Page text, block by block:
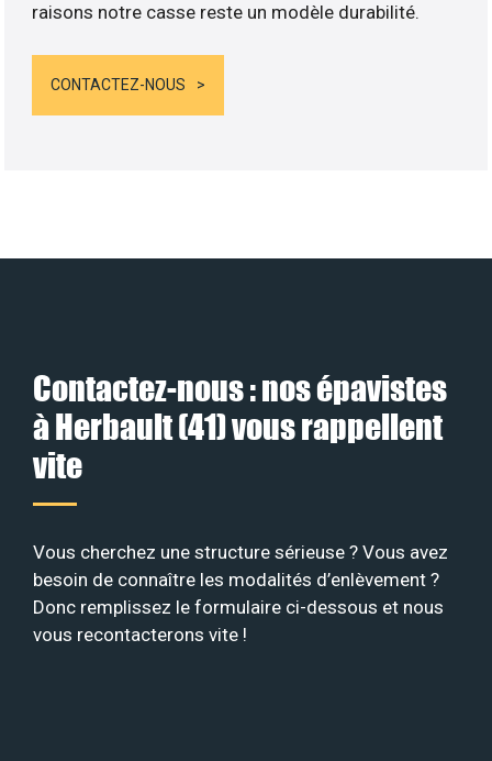
raisons notre casse reste un modèle durabilité.
CONTACTEZ-NOUS
Contactez-nous : nos épavistes
à Herbault (41) vous rappellent
vite
Vous cherchez une structure sérieuse ? Vous avez
besoin de connaître les modalités d’enlèvement ?
Donc remplissez le formulaire ci-dessous et nous
vous recontacterons vite !